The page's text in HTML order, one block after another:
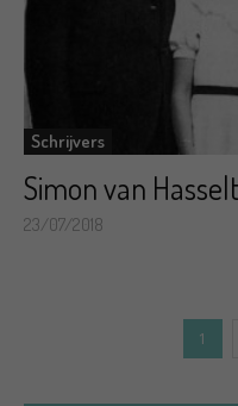
Schrijvers
Simon van Hasselt
23/07/2018
1